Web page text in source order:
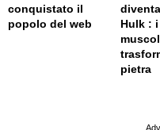
conquistato il
popolo del web
Hulk :
pietra